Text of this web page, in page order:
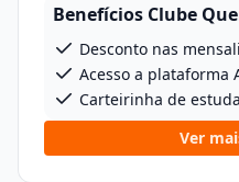
Benefícios Clube
Desconto nas
Acesso a plataforma
Carteirinha de
Ver